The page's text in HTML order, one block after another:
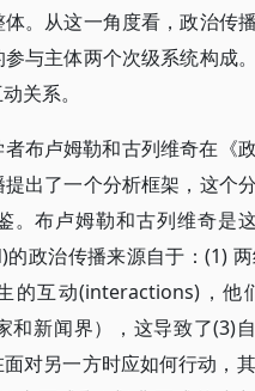
。从这一角度看，政治传
与主体两个次级系统构成
关系。
布卢姆勒和古列维奇在《
出了一个分析框架，这个
。布卢姆勒和古列维奇是
政治传播来源自于：(1)
的互动(interactions)，他
和新闻界），这导致了(3)
对另一方时应如何行动，